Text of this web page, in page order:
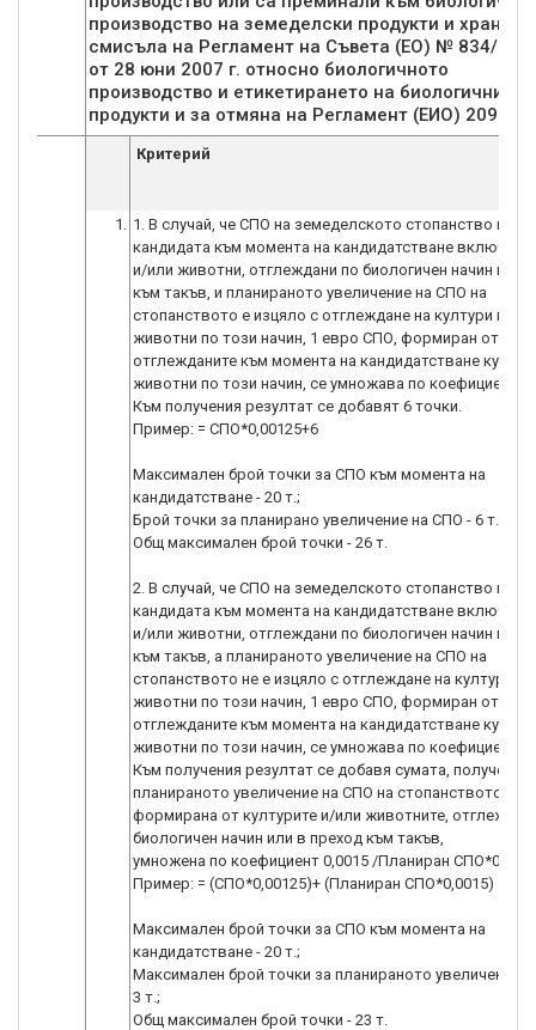
производство на земеделски продукти и храни
смисъла на Регламент на Съвета (ЕО) № 834/
от 28 юни 2007 г. относно биологичното
производство и етикетирането на биологични
продукти и за отмяна на Регламент (ЕИО) 2092/91
Критерий
1. 1. В случай, че СПО на земеделското стопанство на
кандидата към момента на кандидатстване включва
и/или животни, отглеждани по биологичен начин или
към такъв, и планираното увеличение на СПО на
стопанството е изцяло с отглеждане на култури и/или
животни по този начин, 1 евро СПО, формиран от
отглежданите към момента на кандидатстване
животни по този начин, се умножава по коефициент
Към получения резултат се добавят 6 точки.
Пример: = СПО*0,00125+6
Максимален брой точки за СПО към момента на
кандидатстване - 20 т.;
Брой точки за планирано увеличение на СПО - 6 т.;
Общ максимален брой точки - 26 т.
2. В случай, че СПО на земеделското стопанство на
кандидата към момента на кандидатстване включва
и/или животни, отглеждани по биологичен начин или
към такъв, а планираното увеличение на СПО на
стопанството не е изцяло с отглеждане на култури и/
животни по този начин, 1 евро СПО, формиран от
отглежданите към момента на кандидатстване
животни по този начин, се умножава по коефициент
Към получения резултат се добавя сумата, получена
планираното увеличение на СПО на стопанството,
формирана от културите и/или животните,
биологичен начин или в преход към такъв,
умножена по коефициент 0,0015 /Планиран
Пример: = (СПО*0,00125)+ (Планиран СПО*0,0015)
Максимален брой точки за СПО към момента на
кандидатстване - 20 т.;
Максимален брой точки за планираното увеличение
3 т.;
Общ максимален брой точки - 23 т.